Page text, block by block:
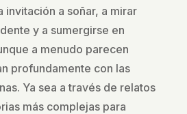
invitación a soñar, a mirar
y a sumergirse en
a menudo parecen
profundamente con las
Ya sea a través de relatos
más complejas para